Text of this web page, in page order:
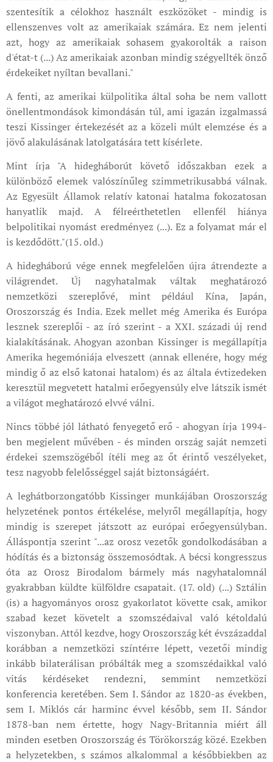
szentesítik a célokhoz használt eszközöket - mindig is
ellenszenves volt az amerikaiak számára. Ez nem jelenti
azt, hogy az amerikaiak sohasem gyakorolták a raison
d'état-t (...) Az amerikaiak azonban mindig szégyellték önző
érdekeiket nyíltan bevallani."
A fenti, az amerikai külpolitika által soha be nem vallott
önellentmondások kimondásán túl, ami igazán izgalmassá
teszi Kissinger értekezését az a közeli múlt elemzése és a
jövő alakulásának latolgatására tett kísérlete.
Mint írja "A hidegháborút követő időszakban ezek a
különböző elemek valószínűleg szimmetrikusabbá válnak.
Az Egyesült Államok relatív katonai hatalma fokozatosan
hanyatlik majd. A félreérthetetlen ellenfél hiánya
belpolitikai nyomást eredményez (...). Ez a folyamat már el
is kezdődött."(15. old.)
A hidegháború vége ennek megfelelően újra átrendezte a
világrendet. Új nagyhatalmak váltak meghatározó
nemzetközi szereplővé, mint például Kína, Japán,
Oroszország és India. Ezek mellet még Amerika és Európa
lesznek szereplői - az író szerint - a XXI. századi új rend
kialakításának. Ahogyan azonban Kissinger is megállapítja
Amerika hegemóniája elveszett (annak ellenére, hogy még
mindig ő az első katonai hatalom) és az általa évtizedeken
keresztül megvetett hatalmi erőegyensúly elve látszik ismét
a világot meghatározó elvvé válni.
Nincs többé jól látható fenyegető erő - ahogyan írja 1994-
ben megjelent művében - és minden ország saját nemzeti
érdekei szemszögéből ítéli meg az őt érintő veszélyeket,
tesz nagyobb felelősséggel saját biztonságáért.
A leghátborzongatóbb Kissinger munkájában Oroszország
helyzetének pontos értékelése, melyről megállapítja, hogy
mindig is szerepet játszott az európai erőegyensúlyban.
Álláspontja szerint "...az orosz vezetők gondolkodásában a
hódítás és a biztonság összemosódtak. A bécsi kongresszus
óta az Orosz Birodalom bármely más nagyhatalomnál
gyakrabban küldte külföldre csapatait. (17. old) (...) Sztálin
(is) a hagyományos orosz gyakorlatot követte csak, amikor
szabad kezet követelt a szomszédaival való kétoldalú
viszonyban. Attól kezdve, hogy Oroszország két évszázaddal
korábban a nemzetközi színtérre lépett, vezetői mindig
inkább bilaterálisan próbálták meg a szomszédaikkal való
vitás kérdéseket rendezni, semmint nemzetközi
konferencia keretében. Sem I. Sándor az 1820-as években,
sem I. Miklós cár harminc évvel később, sem II. Sándor
1878-ban nem értette, hogy Nagy-Britannia miért áll
minden esetben Oroszország és Törökország közé. Ezekben
a helyzetekben, s számos alkalommal a későbbiekben az